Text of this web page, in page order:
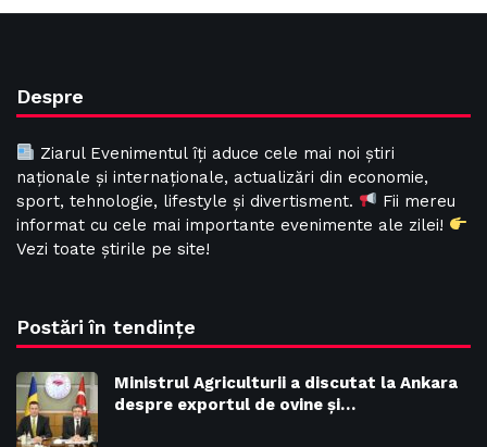
Despre
Ziarul Evenimentul îți aduce cele mai noi știri
naționale și internaționale, actualizări din economie,
sport, tehnologie, lifestyle și divertisment.
Fii mereu
informat cu cele mai importante evenimente ale zilei!
Vezi toate știrile pe site!
Postări în tendințe
Ministrul Agriculturii a discutat la Ankara
despre exportul de ovine și…